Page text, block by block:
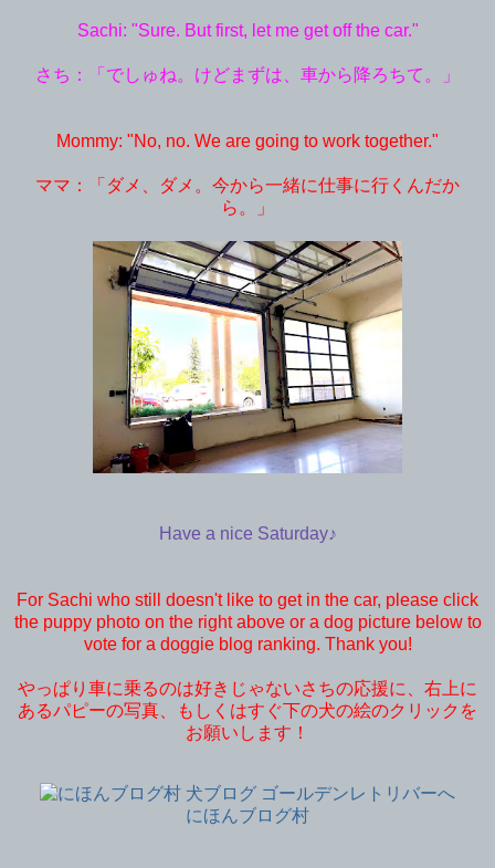
Sachi: "Sure. But first, let me get off the car."
さち：「でしゅね。けどまずは、車から降ろちて。」
Mommy: "No, no. We are going to work together."
ママ：「ダメ、ダメ。今から一緒に仕事に行くんだか
ら。」
Have a nice Saturday♪
For Sachi who still doesn't like to get in the car, please click
the puppy photo on the right above or a dog picture below to
vote for a doggie blog ranking. Thank you!
やっぱり車に乗るのは好きじゃないさちの応援に、右上に
あるパピーの写真、もしくはすぐ下の犬の絵のクリックを
お願いします！
にほんブログ村